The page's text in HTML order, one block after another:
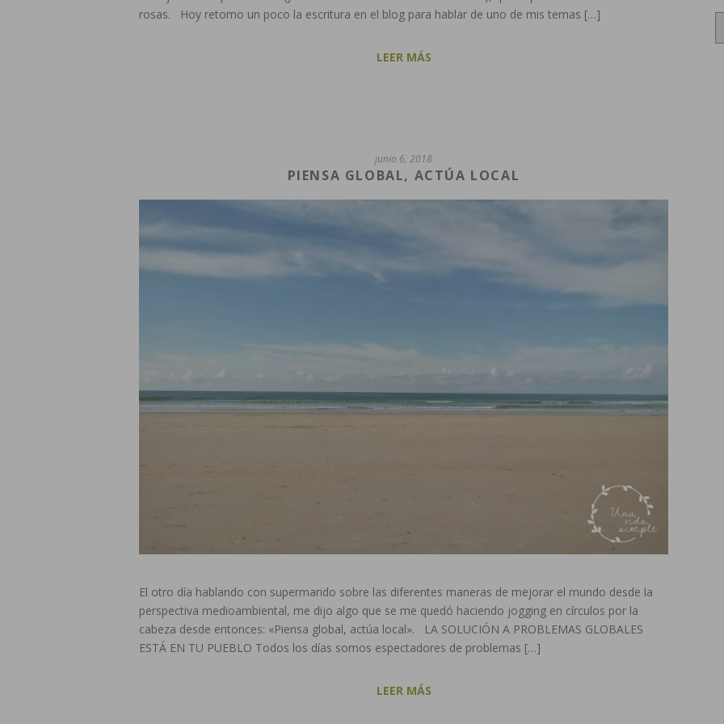
rosas. Hoy retomo un poco la escritura en el blog para hablar de uno de mis temas […]
LEER MÁS
junio 6, 2018
PIENSA GLOBAL, ACTÚA LOCAL
El otro día hablando con supermarido sobre las diferentes maneras de mejorar el mundo desde la
perspectiva medioambiental, me dijo algo que se me quedó haciendo jogging en círculos por la
cabeza desde entonces: «Piensa global, actúa local». LA SOLUCIÓN A PROBLEMAS GLOBALES
ESTÁ EN TU PUEBLO Todos los días somos espectadores de problemas […]
LEER MÁS